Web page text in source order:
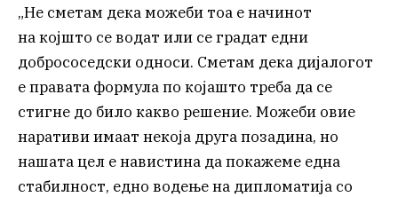
„Не сметам дека можеби тоа е начинот
на којшто се водат или се градат едни
добрососедски односи. Сметам дека дијалогот
е правата формула по којашто треба да се
стигне до било какво решение. Можеби овие
наративи имаат некоја друга позадина, но
нашата цел е навистина да покажеме една
стабилност, едно водење на дипломатија со